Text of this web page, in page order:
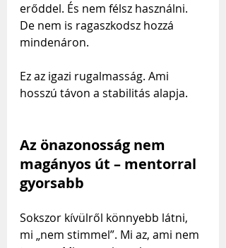
erőddel. És nem félsz használni.
De nem is ragaszkodsz hozzá
mindenáron.
Ez az igazi rugalmasság. Ami
hosszú távon a stabilitás alapja.
Az önazonosság nem
magányos út – mentorral
gyorsabb
Sokszor kívülről könnyebb látni,
mi „nem stimmel”. Mi az, ami nem